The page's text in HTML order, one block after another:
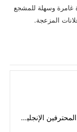
غامرة وسهلة للمشجع
المزعجة.
برمنغهام سيتي و شيفيلد يونايتد – كأس رابطة المحترفين الإنجليزية (13 أغسطس 2025)